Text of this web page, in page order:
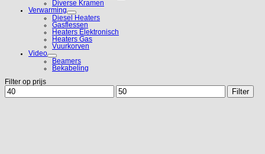
Diverse Kramen
Verwarming
Diesel Heaters
Gasflessen
Heaters Elektronisch
Heaters Gas
Vuurkorven
Video
Beamers
Bekabeling
Filter op prijs
Min.
prijs
Max.
prijs
Filter